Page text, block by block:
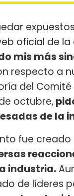
oficial de
mis más
respecto a
del Comité
octubre,
de la
fue
industria.
de líderes